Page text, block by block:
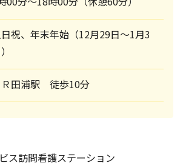
祝、年末年始（12月29日～1月3
Ｒ田浦駅 徒歩10分
ス訪問看護ステーション